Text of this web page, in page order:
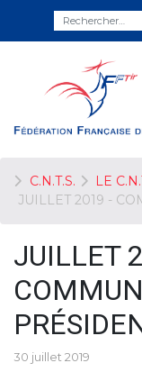
C.N.T.S.
LE
JUILLET 2019 -
JUILLET
30 juillet 2019